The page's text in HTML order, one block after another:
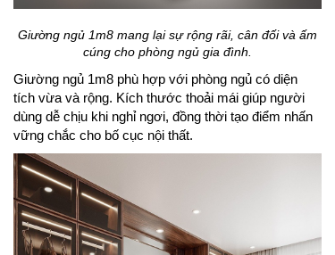
Giường ngủ 1m8 mang lại sự rộng rãi, cân đối và ấm
cúng cho phòng ngủ gia đình.
Giường ngủ 1m8 phù hợp với phòng ngủ có diện
tích vừa và rộng. Kích thước thoải mái giúp người
dùng dễ chịu khi nghỉ ngơi, đồng thời tạo điểm nhấn
vững chắc cho bố cục nội thất.